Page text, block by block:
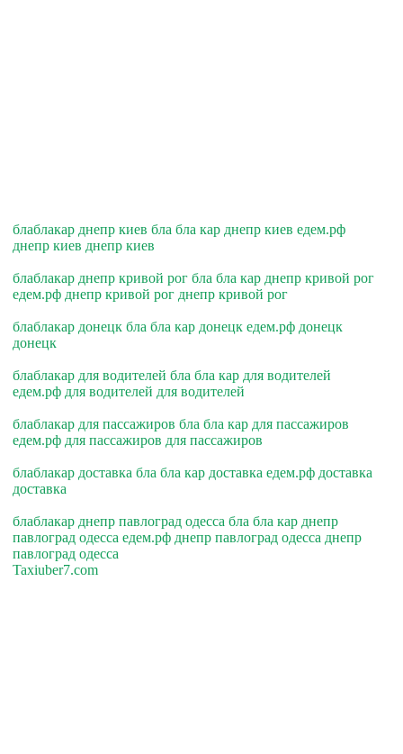
блаблакар днепр киев бла бла кар днепр киев едем.рф
днепр киев днепр киев
блаблакар днепр кривой рог бла бла кар днепр кривой рог
едем.рф днепр кривой рог днепр кривой рог
блаблакар донецк бла бла кар донецк едем.рф донецк
донецк
блаблакар для водителей бла бла кар для водителей
едем.рф для водителей для водителей
блаблакар для пассажиров бла бла кар для пассажиров
едем.рф для пассажиров для пассажиров
блаблакар доставка бла бла кар доставка едем.рф доставка
доставка
блаблакар днепр павлоград одесса бла бла кар днепр
павлоград одесса едем.рф днепр павлоград одесса днепр
павлоград одесса
Taxiuber7.com